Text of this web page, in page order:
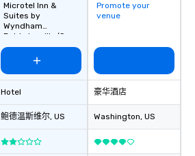
Microtel Inn &
Suites by
Wyndham
Baldwinsville/Syra
cuse
Hotel
鲍德温斯维尔, US
Promote your
venue
豪华酒店
Washington, US